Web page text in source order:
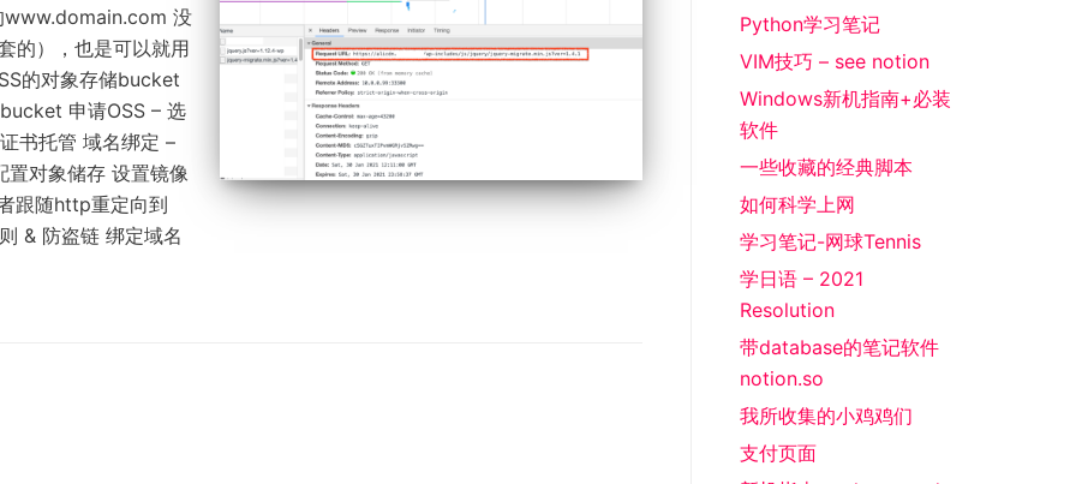
www.domain.com 没
的），也是可以就用
的对象存储bucket
申请OSS – 选
书托管 域名绑定 –
对象储存 设置镜像
跟随http重定向到
& 防盗链 绑定域名
Python学习笔记
VIM技巧 – see notion
Windows新机指南+必装
软件
一些收藏的经典脚本
如何科学上网
学习笔记-网球Tennis
学日语 – 2021
Resolution
带database的笔记软件
notion.so
我所收集的小鸡鸡们
支付页面